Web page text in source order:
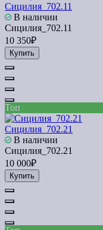
Сицилия_702.11
В наличии
Сицилия_702.11
10 350₽
Купить
Топ
Сицилия_702.21
В наличии
Сицилия_702.21
10 000₽
Купить